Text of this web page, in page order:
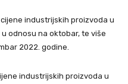
industrijskih proizvoda u
odnosu na oktobar, te više
2022. godine.
industrijskih proizvoda u